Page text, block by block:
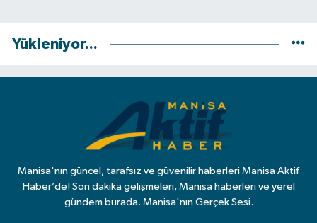
Yükleniyor...
Manisa'nın güncel, tarafsız ve güvenilir haberleri Manisa Aktif
Haber’de! Son dakika gelişmeleri, Manisa haberleri ve yerel
gündem burada. Manisa'nın Gerçek Sesi.